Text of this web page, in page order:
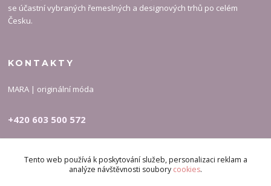
se účastní vybraných řemeslných a designových trhů po celém
Česku.
KONTAKTY
MARA | originální móda
+420 603 500 572
Tento web používá k poskytování služeb, personalizaci reklam a
analýze návštěvnosti soubory cookies.